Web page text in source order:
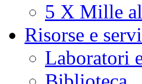
5 X Mille
Risorse e
Laboratori